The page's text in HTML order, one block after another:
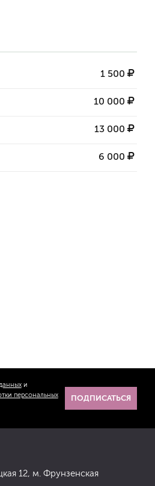
1 500
10 000
13 000
6 000
12, м. Фрунзенская
и
персональных
ПОДПИСАТЬСЯ